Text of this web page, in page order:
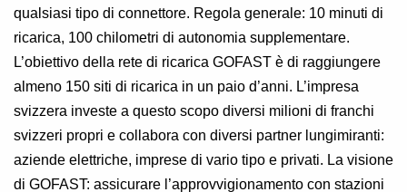
qualsiasi tipo di connettore. Regola generale: 10 minuti di
ricarica, 100 chilometri di autonomia supplementare.
L’obiettivo della rete di ricarica GOFAST è di raggiungere
almeno 150 siti di ricarica in un paio d’anni. L’impresa
svizzera investe a questo scopo diversi milioni di franchi
svizzeri propri e collabora con diversi partner lungimiranti:
aziende elettriche, imprese di vario tipo e privati. La visione
di GOFAST: assicurare l’approvvigionamento con stazioni